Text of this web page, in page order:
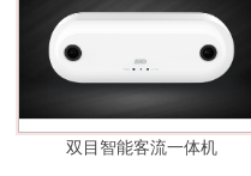
双目智能客流一体机